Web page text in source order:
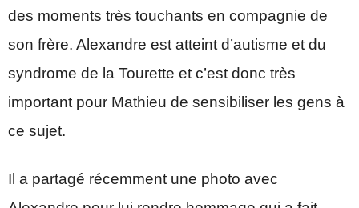
des moments très touchants en compagnie de
son frère. Alexandre est atteint d’autisme et du
syndrome de la Tourette et c’est donc très
important pour Mathieu de sensibiliser les gens à
ce sujet.
Il a partagé récemment une photo avec